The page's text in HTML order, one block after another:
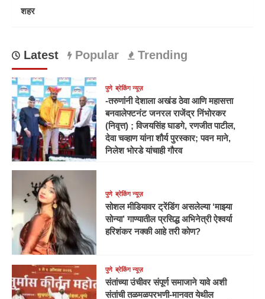
शहर
Latest Popular Trending
पुणे ब्रेकिंग न्यूज़
-तरुणांनी देशाला अखंड ठेवा आणि महासत्ता
बनवालेफ्टनंट जनरल राजेंद्र निंभोरकर
(निवृत्त) ; विजयसिंह घाडगे, रणजीत पाटील,
देवा चव्हाण यांना शौर्य पुरस्कार; पवन माने,
निलेश भोरडे यांचाही गौरव
पुणे ब्रेकिंग न्यूज़
सोशल मीडियावर ट्रेंडिंग असलेल्या ‘माझ्या
सोन्या’ गाण्यातील प्रसिद्ध अभिनेत्री ऐश्वर्या
हरिशंकर नक्की आहे तरी कोण?
पुणे ब्रेकिंग न्यूज़
संतांच्या उंचीवर संपूर्ण समाजाने यावे अशी
संतांची तळमळपरभणी-मानवत येथील